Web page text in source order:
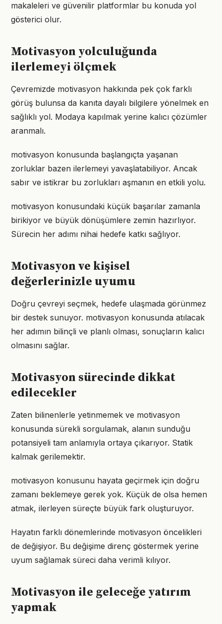
makaleleri ve güvenilir platformlar bu konuda yol
gösterici olur.
Motivasyon yolculuğunda
ilerlemeyi ölçmek
Çevremizde motivasyon hakkında pek çok farklı
görüş bulunsa da kanıta dayalı bilgilere yönelmek en
sağlıklı yol. Modaya kapılmak yerine kalıcı çözümler
aranmalı.
motivasyon konusunda başlangıçta yaşanan
zorluklar bazen ilerlemeyi yavaşlatabiliyor. Ancak
sabır ve istikrar bu zorlukları aşmanın en etkili yolu.
motivasyon konusundaki küçük başarılar zamanla
birikiyor ve büyük dönüşümlere zemin hazırlıyor.
Sürecin her adımı nihai hedefe katkı sağlıyor.
Motivasyon ve kişisel
değerlerinizle uyumu
Doğru çevreyi seçmek, hedefe ulaşmada görünmez
bir destek sunuyor. motivasyon konusunda atılacak
her adımın bilinçli ve planlı olması, sonuçların kalıcı
olmasını sağlar.
Motivasyon sürecinde dikkat
edilecekler
Zaten bilinenlerle yetinmemek ve motivasyon
konusunda sürekli sorgulamak, alanın sunduğu
potansiyeli tam anlamıyla ortaya çıkarıyor. Statik
kalmak gerilemektir.
motivasyon konusunu hayata geçirmek için doğru
zamanı beklemeye gerek yok. Küçük de olsa hemen
atmak, ilerleyen süreçte büyük fark oluşturuyor.
Hayatın farklı dönemlerinde motivasyon öncelikleri
de değişiyor. Bu değişime direnç göstermek yerine
uyum sağlamak süreci daha verimli kılıyor.
Motivasyon ile geleceğe yatırım
yapmak